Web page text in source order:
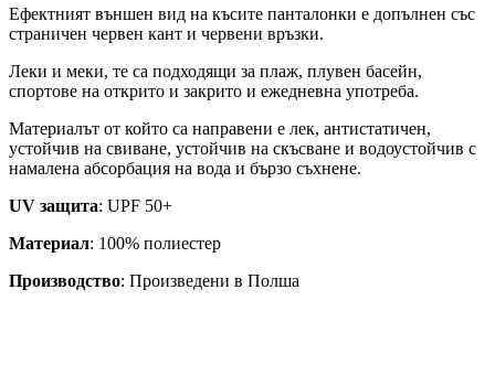
Ефектният външен вид на късите панталонки е допълнен със
страничен червен кант и червени връзки.
Леки и меки, те са подходящи за плаж, плувен басейн,
спортове на открито и закрито и ежедневна употреба.
Материалът от който са направени е лек, антистатичен,
устойчив на свиване, устойчив на скъсване и водоустойчив с
намалена абсорбация на вода и бързо съхнене.
UV защита: UPF 50+
Материал: 100% полиестер
Производство: Произведени в Полша